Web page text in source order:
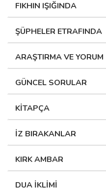
FIKHIN IŞIĞINDA
ŞÜPHELER ETRAFINDA
ARAŞTIRMA VE YORUM
GÜNCEL SORULAR
KİTAPÇA
İZ BIRAKANLAR
KIRK AMBAR
DUA İKLİMİ